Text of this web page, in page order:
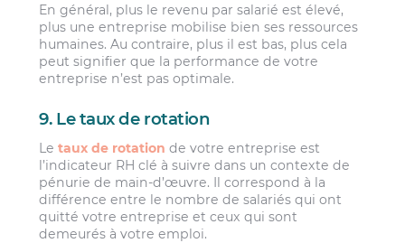
En général, plus le revenu par salarié est élevé,
plus une entreprise mobilise bien ses ressources
humaines. Au contraire, plus il est bas, plus cela
peut signifier que la performance de votre
entreprise n’est pas optimale.
9. Le taux de rotation
Letaux de rotation de votre entreprise est
l’indicateur RH clé à suivre dans un contexte de
pénurie de main-d’œuvre. Il correspond à la
différence entre le nombre de salariés qui ont
quitté votre entreprise et ceux qui sont
demeurés à votre emploi.